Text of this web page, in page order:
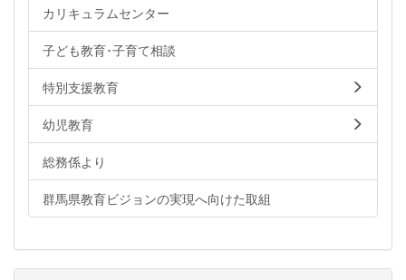
カリキュラムセンター
子ども教育･子育て相談
特別支援教育
幼児教育
総務係より
群馬県教育ビジョンの実現へ向けた取組